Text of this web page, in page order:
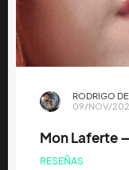
RODRIGO
09/NOV/
Mon Laferte
RESEÑAS